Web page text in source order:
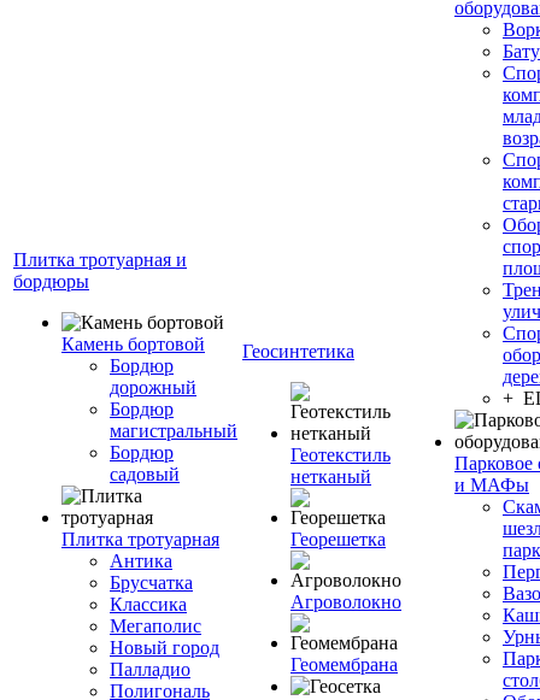
Плитка тротуарная и
бордюры
Камень бортовой
Бордюр
дорожный
Бордюр
магистральный
Бордюр
садовый
Плитка тротуарная
Антика
Брусчатка
Классика
Мегаполис
Новый город
Палладио
Полигональ
Геосинтетика
Геотекстиль
нетканый
Георешетка
Агроволокно
Геомембрана
+
Парковое
и МАФы